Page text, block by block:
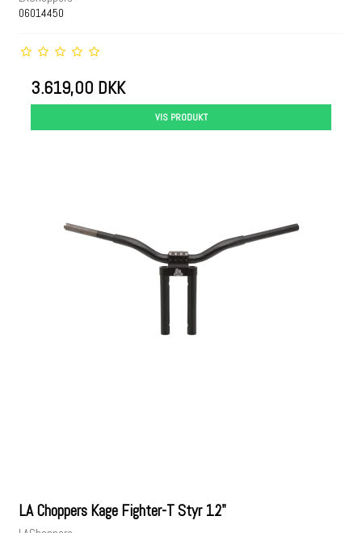
06014450
3.619,00 DKK
VIS PRODUKT
LA Choppers Kage Fighter-T Styr 12"